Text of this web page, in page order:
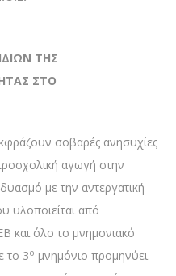
ΤΗΣ
ΣΤΟ
σοβαρές ανησυχίες
προσχολική αγωγή στην
με την αντεργατική
υλοποιείται από
και όλο το μνημονιακό
το 3ο μνημόνιο προμηνύει